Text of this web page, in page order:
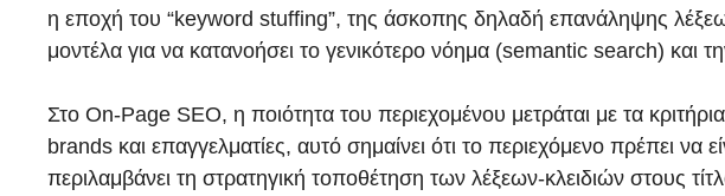
η εποχή του “keyword stuffing”, της άσκοπης δηλαδή επανάληψης
μοντέλα για να κατανοήσει το γενικότερο νόημα (semantic search)
Στο On-Page SEO, η ποιότητα του περιεχομένου μετράται με τα
brands και επαγγελματίες, αυτό σημαίνει ότι το περιεχόμενο πρέπει να
περιλαμβάνει τη στρατηγική τοποθέτηση των λέξεων-κλειδιών στους